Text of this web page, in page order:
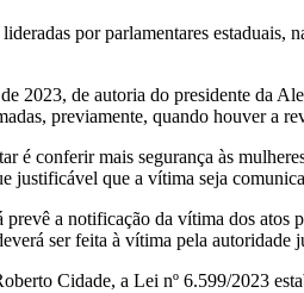
por parlamentares
2023, de autoria do presidente da
previamente, quando houver a
é conferir mais segurança às
justificável que a vítima seja
a notificação da vítima dos atos
ser feita à vítima pela
Cidade, a Lei nº 6.599/2023